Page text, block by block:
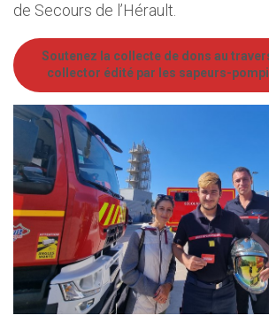
de Secours de l’Hérault.
Soutenez la collecte de dons au
collector édité par les sapeurs-